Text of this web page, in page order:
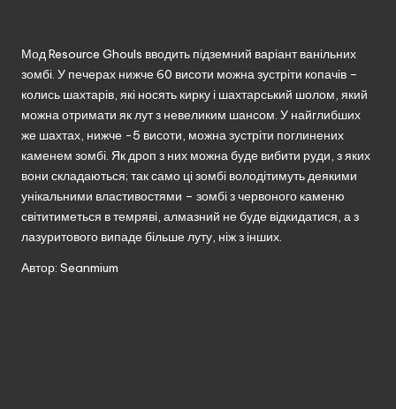
Мод Resource Ghouls вводить підземний варіант ванільних
зомбі. У печерах нижче 60 висоти можна зустріти копачів –
колись шахтарів, які носять кирку і шахтарський шолом, який
можна отримати як лут з невеликим шансом. У найглибших
же шахтах, нижче -5 висоти, можна зустріти поглинених
каменем зомбі. Як дроп з них можна буде вибити руди, з яких
вони складаються; так само ці зомбі володітимуть деякими
унікальними властивостями – зомбі з червоного каменю
світитиметься в темряві, алмазний не буде відкидатися, а з
лазуритового випаде більше луту, ніж з інших.
Автор: Seanmium